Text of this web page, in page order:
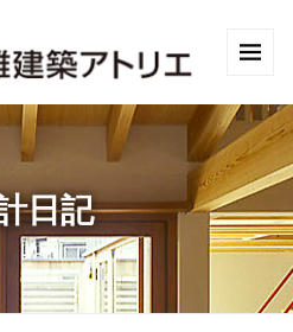
日記